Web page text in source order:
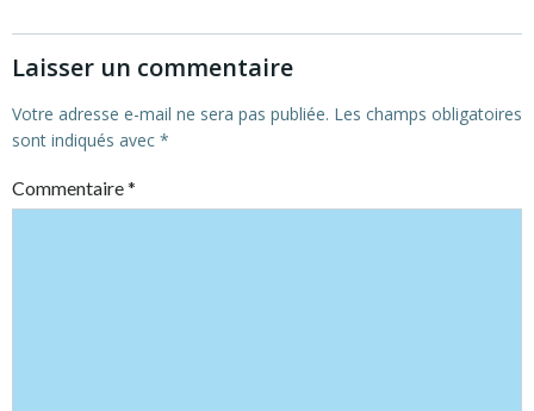
Laisser un commentaire
Votre adresse e-mail ne sera pas publiée. Les champs obligatoires
sont indiqués avec *
Commentaire*